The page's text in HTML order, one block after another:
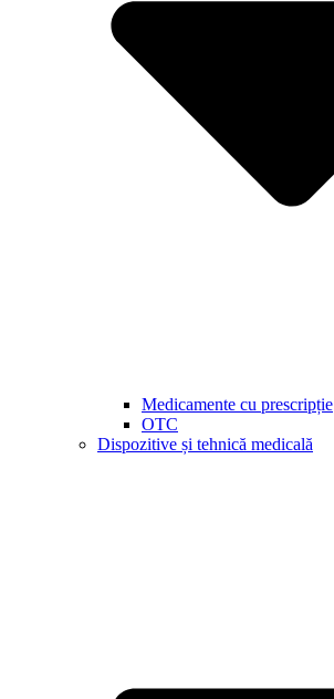
Medicamente cu prescripție
OTC
Dispozitive și tehnică medicală